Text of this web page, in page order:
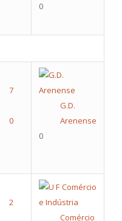
0
G.D.
Arenense
0
Comércio